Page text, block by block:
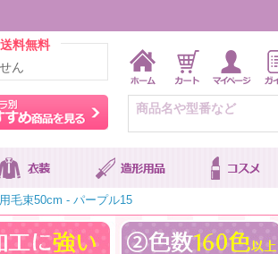
送料無料
ん
カラーから探す キャラ別おすすめ商品を
毛束50cm - パープル15